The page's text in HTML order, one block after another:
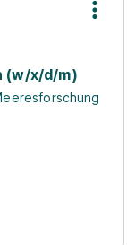
(w/x/d/m)